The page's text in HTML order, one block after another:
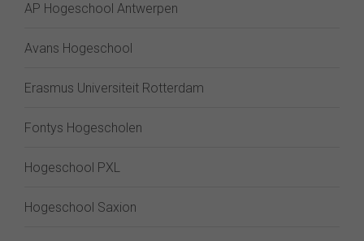
AP Hogeschool Antwerpen
Avans Hogeschool
Erasmus Universiteit Rotterdam
Fontys Hogescholen
Hogeschool PXL
Hogeschool Saxion